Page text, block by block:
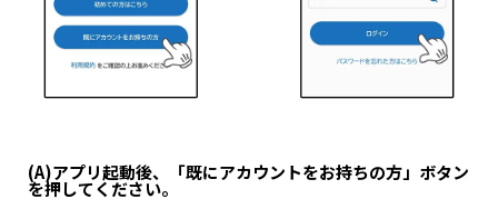
(A)アプリ起動後、「既にアカウントをお持ちの方」ボタン
を押してください。